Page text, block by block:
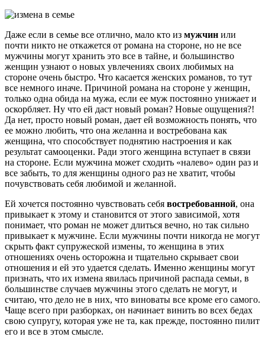
Даже если в семье все отлично, мало кто из мужчин или
почти никто не откажется от романа на стороне, но не все
мужчины могут хранить это все в тайне, и большинство
женщин узнают о новых увлечениях своих любимых на
стороне очень быстро. Что касается женских романов, то тут
все немного иначе. Причиной романа на стороне у женщин,
только одна обида на мужа, если ее муж постоянно унижает и
оскорбляет. Ну что ей даст новый роман? Новые ощущения?!
Да нет, просто новый роман, дает ей возможность понять, что
ее можно любить, что она желанна и востребована как
женщина, что способствует поднятию настроения и как
результат самооценки. Ради этого женщина вступает в связи
на стороне. Если мужчина может сходить «налево» один раз и
все забыть, то для женщины одного раз не хватит, чтобы
почувствовать себя любимой и желанной.
Ей хочется постоянно чувствовать себя востребованной, она
привыкает к этому и становится от этого зависимой, хотя
понимает, что роман не может длиться вечно, но так сильно
привыкает к мужчине. Если мужчины почти никогда не могут
скрыть факт супружеской измены, то женщина в этих
отношениях очень осторожна и тщательно скрывает свои
отношения и ей это удается сделать. Именно женщины могут
признать, что их измена явилась причиной распада семьи, в
большинстве случаев мужчины этого сделать не могут, и
считаю, что дело не в них, что виноваты все кроме его самого.
Чаще всего при разборках, он начинает винить во всех бедах
свою супругу, которая уже не та, как прежде, постоянно пилит
его и все в этом смысле.